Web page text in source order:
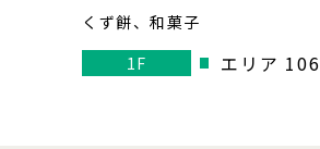
くず餅、和菓子
1F
エリア 106